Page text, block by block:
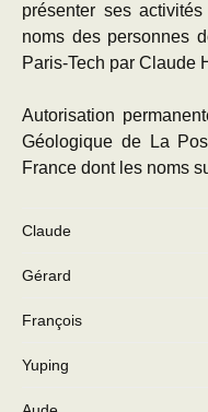
présenter ses
noms des personnes
Paris-Tech par Claude
Autorisation
Géologique de La
France dont les noms
Claude
Gérard
François
Yuping